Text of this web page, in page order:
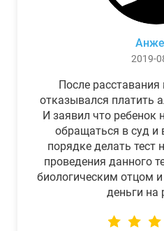
2019-
После
отказывался платить
И заявил что ребенок
обращаться в суд и
порядке делать тест
проведения данного
биологическим отцом
деньги на